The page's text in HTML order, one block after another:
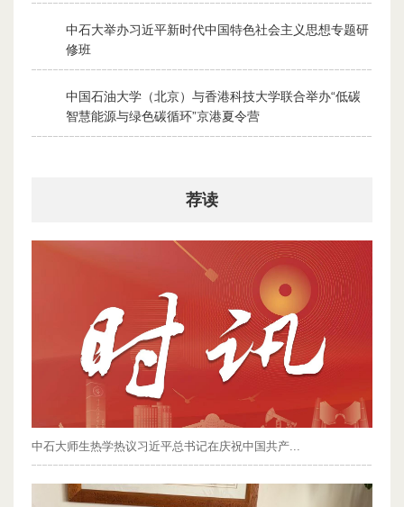
中石大举办习近平新时代中国特色社会主义思想专题研
修班
2026-07-28
中国石油大学（北京）与香港科技大学联合举办“低碳
智慧能源与绿色碳循环”京港夏令营
2026-07-30
荐读
中石大师生热学热议习近平总书记在庆祝中国共产...